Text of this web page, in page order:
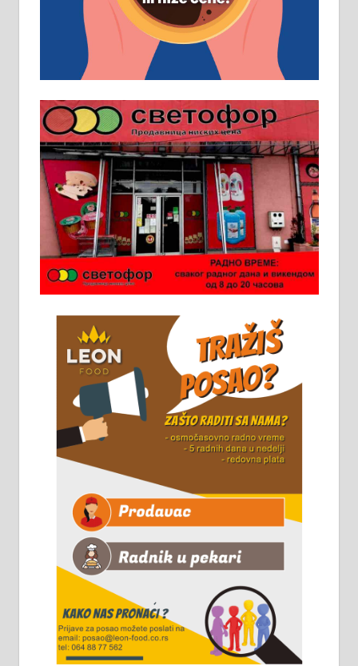
искуство на истим и сличним
пословима, али не и неопходан
услов. Обезбеђен смештај,
превоз, исхрана. 032/57-41-122 –
локал 22
Пружам услуге завршних радова
у грађевини, хидроизолације и
молерских радова. 061/25-28-058
Ало таксију потребан возач са Б
категоријом. 064/02-85-511
Потребна два радника за рад на
стоваришту „Липа промет” у
Алексинцу. За више
стовариште у улици Максима
Горког 26 сваког радног дана од
8 до 15 часова. 063/465-045
Чистим све врсте димњака.
061/32-13-445